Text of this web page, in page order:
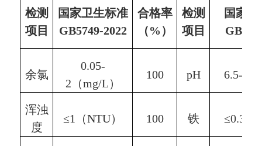
检测
项目
国家卫生标准
GB5749-2022
合格率
（%）
检测
项目
国家
余氯
0.05-
2 （mg/L）
100 pH 6.5-8.5
浑浊
度
≤1（NTU） 100 铁 ≤0.3